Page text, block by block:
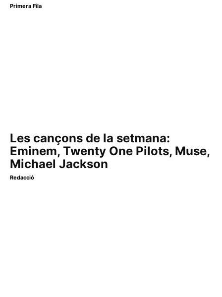
Primera Fila
Les cançons de la setmana:
Eminem, Twenty One Pilots, Muse,
Michael Jackson
Redacció